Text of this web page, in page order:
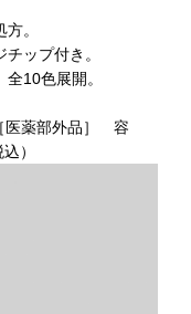
。
ップ付き。
10色展開。
医薬部外品］ 容
）